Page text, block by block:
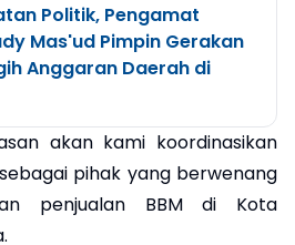
Politik, Pengamat
Mas'ud Pimpin Gerakan
Anggaran Daerah di
akan kami koordinasikan
pihak yang berwenang
penjualan BBM di Kota